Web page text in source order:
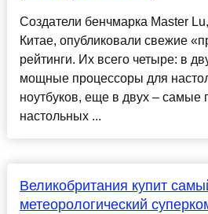
Создатели бенчмарка Master
Китае, опубликовали свежие
рейтинги. Их всего четыре: в
мощные процессоры для
ноутбуков, еще в двух – самые
настольных ...
Великобритания купит
метеорологический